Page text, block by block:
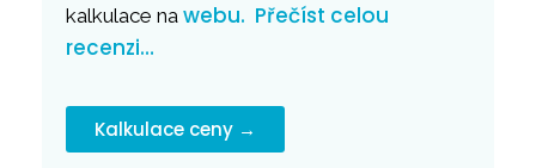
kalkulace na webu. Přečíst celou
recenzi…
Kalkulace ceny →